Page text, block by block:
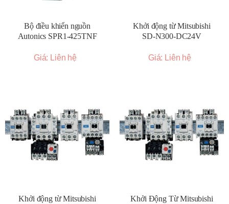
Bộ điều khiển nguồn
Autonics SPR1-425TNF
Giá: Liên hệ
Khởi động từ Mitsubishi
SD-N300-DC24V
Giá: Liên hệ
Khởi động từ Mitsubishi
Khởi Động Từ Mitsubishi